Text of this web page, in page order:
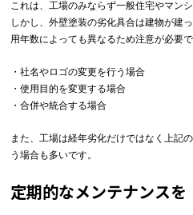
これは、工場のみならず一般住宅やマンシ
しかし、外壁塗装の劣化具合は建物が建
用年数によっても異なるため注意が必要で
・社名やロゴの変更を行う場合
・使用目的を変更する場合
・合併や統合する場合
また、工場は経年劣化だけではなく上記
う場合も多いです。
定期的なメンテナンスを